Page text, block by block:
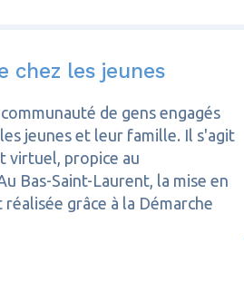
chez les jeunes
de gens engagés
jeunes et leur famille. Il s'agit
virtuel, propice au
Bas-Saint-Laurent, la mise en
grâce à la Démarche